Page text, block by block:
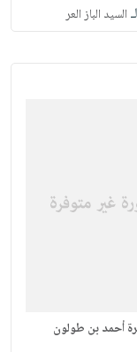
لـ السيد الباز العر
أحمد بن طولون